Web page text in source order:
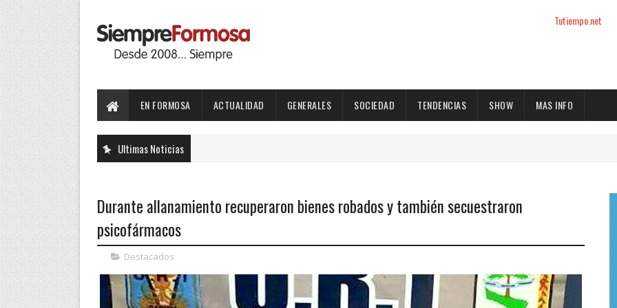
Tutiempo.net
EN FORMOSA ACTUALIDAD GENERALES SOCIEDAD TENDENCIAS SHOW MAS INFO
Ultimas Noticias
Durante allanamiento recuperaron bienes robados y también secuestraron
psicofármacos
Destacados